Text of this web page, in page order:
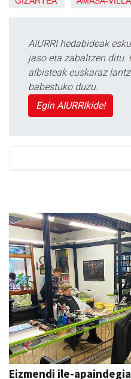
AIURRI hedabideak
jaso eta zabaltzen ditu.
albisteak euskaraz
babestuko duzu.
Egin AIURRIkide!
Amane
Previous